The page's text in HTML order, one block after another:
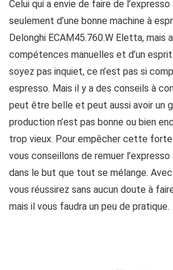
Celui qui a envie de faire de l’expresso
seulement d’une bonne machine à
Delonghi ECAM45.760.W Eletta, mais
compétences manuelles et d’un
soyez pas inquiet, ce n’est pas si
espresso. Mais il y a des conseils à
peut être belle et peut aussi avoir un
production n’est pas bonne ou bien
trop vieux. Pour empêcher cette
vous conseillons de remuer
dans le but que tout se mélange. Avec
vous réussirez sans aucun doute à
mais il vous faudra un peu de pratique.